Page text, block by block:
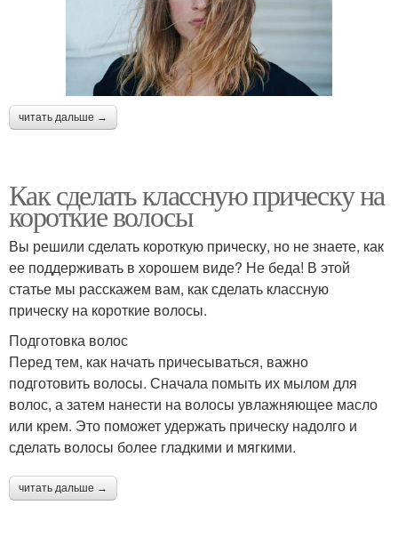
читать дальше →
Как сделать классную прическу на
короткие волосы
Вы решили сделать короткую прическу, но не знаете, как
ее поддерживать в хорошем виде? Не беда! В этой
статье мы расскажем вам, как сделать классную
прическу на короткие волосы.
Подготовка волос
Перед тем, как начать причесываться, важно
подготовить волосы. Сначала помыть их мылом для
волос, а затем нанести на волосы увлажняющее масло
или крем. Это поможет удержать прическу надолго и
сделать волосы более гладкими и мягкими.
читать дальше →